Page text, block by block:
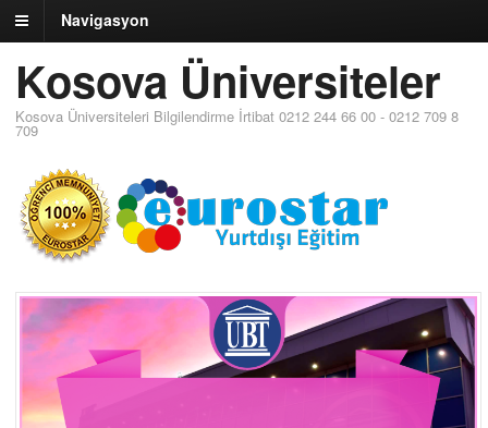
Navigasyon
Kosova Üniversiteler
Kosova Üniversiteleri Bilgilendirme İrtibat 0212 244 66 00 - 0212 709 8
709